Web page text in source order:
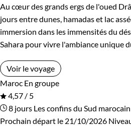
Environnement
Désert Patrimoine et
Au cœur des grands ergs de l'oued
jours entre dunes, hamadas et lac
immersion dans les immensités du
Sahara pour vivre l'ambiance unique
Voir le voyage
Maroc En groupe
4,57 / 5
8 jours Les confins du Sud marocain
Prochain départ le 21/10/2026